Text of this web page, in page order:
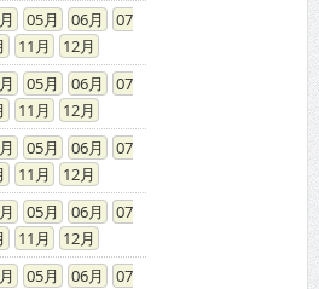
05 06
07
11
12
05 06
07
11
12
05 06
07
11
12
05 06
07
11
12
05 06
07